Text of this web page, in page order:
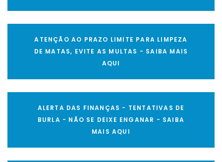
ATENÇÃO AO PRAZO LIMITE PARA LIMPEZA
DE MATAS, EVITE AS MULTAS - SAIBA MAIS
AQUI
ALERTA DAS FINANÇAS - TENTATIVAS DE
BURLA - NÃO SE DEIXE ENGANAR - SAIBA
MAIS AQUI